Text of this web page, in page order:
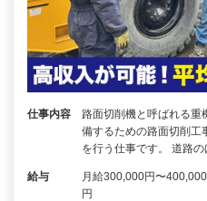
仕事内容
路面切削機と呼ばれる重
備するための路面切削工
を行う仕事です。 道路
給与
月給300,000円〜
円